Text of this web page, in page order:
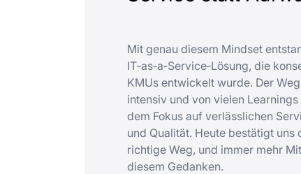
Mit genau diesem Mindset
IT‑as‑a‑Service‑Lösung, die
KMUs entwickelt wurde. Der
intensiv und von vielen
dem Fokus auf verlässlichen
und Qualität. Heute bestätigt uns
richtige Weg, und immer mehr
diesem Gedanken.